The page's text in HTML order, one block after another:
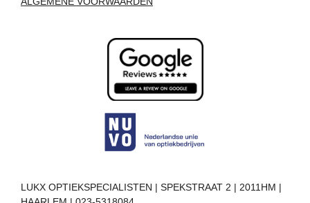
LUKX OPTIEKSPECIALISTEN | SPEKSTRAAT 2 | 2011HM |